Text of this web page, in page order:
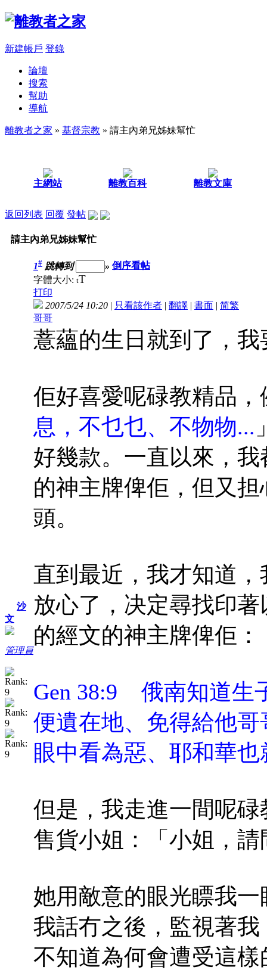
新建帳戶 登錄
論壇
搜索
幫助
導航
離教者之家 » 基督宗教 » 請主內弟兄姊妹幫忙
主網站 離教百科 離教文庫
返回列表 回覆 發帖
請主內弟兄姊妹幫忙
沙
文
管理員
1# 跳轉到 » 倒序看帖
字體大小: tT
打印
2007/5/24 10:20 | 只看該作者 | 翻譯 | 書面 | 简繁
哥哥
薏蘊的生日就到了，
佢好喜愛呢碌教精品
息，不乜乜、不物物...
好幾款。一直以來，
的神主牌俾佢，但又
頭。
直到最近，我才知道
放心了，决定尋找印
的經文的神主牌俾佢：
Gen 38:9 俄南知道生
便遺在地、免得給他
眼中看為惡、耶和華
但是，我走進一間呢
售貨小姐：「小姐，
她用敵意的眼光瞟我
我話冇之後，監視著
不知道為何會遭受這